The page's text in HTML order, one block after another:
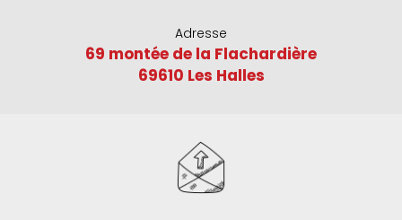
Adresse
69 montée de la Flachardière
69610 Les Halles